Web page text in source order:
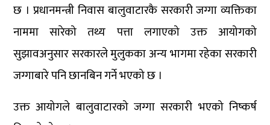
छ । प्रधानमन्त्री निवास बालुवाटारकै सरकारी जग्गा व्यक्तिका
नाममा सारेको तथ्य पत्ता लगाएको उक्त आयोगको
सुझावअनुसार सरकारले मुलुकका अन्य भागमा रहेका सरकारी
जग्गाबारे पनि छानबिन गर्ने भएको छ ।
उक्त आयोगले बालुवाटारको जग्गा सरकारी भएको निष्कर्ष